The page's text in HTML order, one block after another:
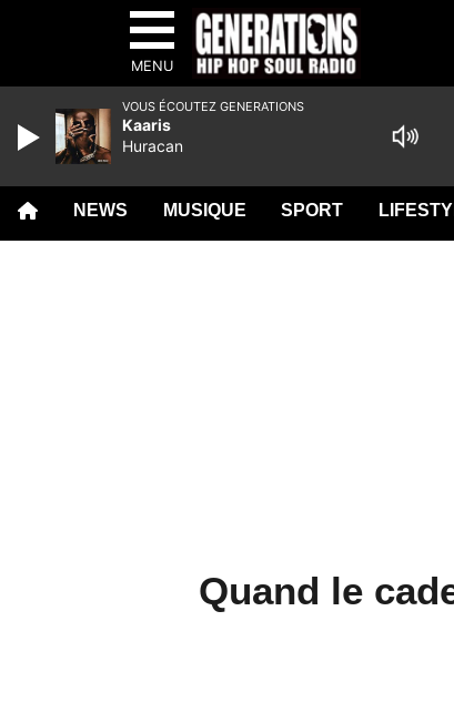
MENU
NEWS MUSIQUE SPORT
Quand le
VOUS ÉCOUTEZ GENERATIONS
Kaaris
Huracan